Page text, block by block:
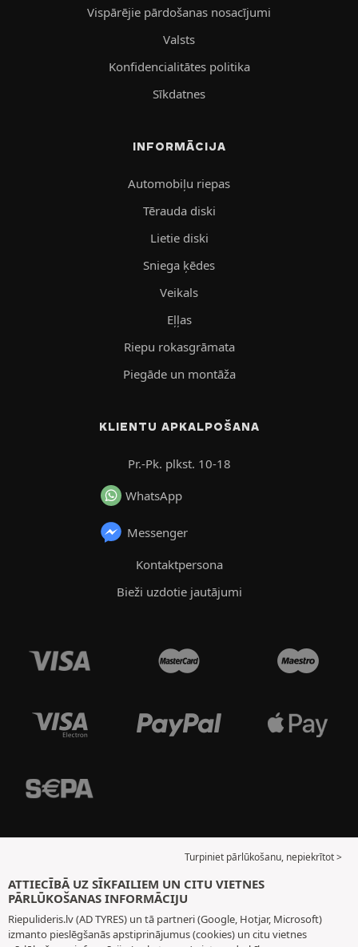
Vispārējie pārdošanas nosacījumi
Valsts
Konfidencialitātes politika
Sīkdatnes
INFORMĀCIJA
Automobiļu riepas
Tērauda diski
Lietie diski
Sniega ķēdes
Veikals
Eļļas
Riepu rokasgrāmata
Piegāde un montāža
KLIENTU APKALPOŠANA
Pr.-Pk. plkst. 10-18
WhatsApp
Messenger
Kontaktpersona
Bieži uzdotie jautājumi
Turpiniet pārlūkošanu, nepiekrītot >
ATTIECĪBĀ UZ SĪKFAILIEM UN CITU VIETNES
PĀRLŪKOŠANAS INFORMĀCIJU
Riepulideris.lv (AD TYRES) un tā partneri (Google, Hotjar, Microsoft)
izmanto pieslēgšanās apstiprinājumus (cookies) un citu vietnes